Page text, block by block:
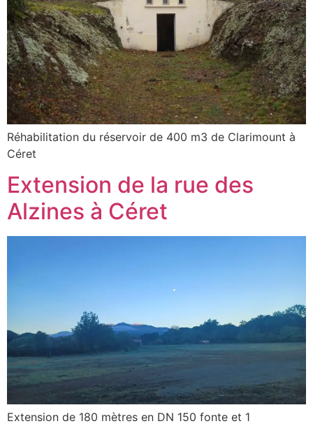
Réhabilitation du réservoir de 400 m3 de Clarimount à
Céret
Extension de la rue des
Alzines à Céret
Extension de 180 mètres en DN 150 fonte et 1